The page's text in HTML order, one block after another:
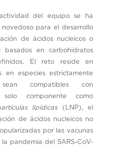
del equipo se ha
para el desarrollo
de ácidos nucleicos o
basados ​​en carbohidratos
El reto reside en
​​en especies estrictamente
compatibles con
componente como
lipídicas(LNP), el
de ácidos nucleicos no
por las vacunas
pandemia del SARS-CoV-